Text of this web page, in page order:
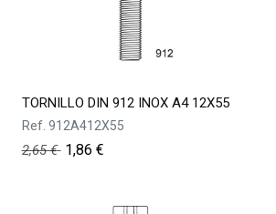
TORNILLO DIN 912 INOX A4 12X55
Ref. 912A412X55
2,65€ 1,86 €